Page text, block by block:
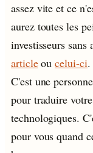
assez vite et ce
aurez toutes les
investisseurs
articleoucelui-ci.
C'est une
pour traduire
technologiques.
pour vous quand